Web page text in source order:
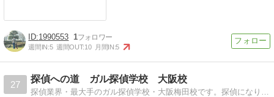
1990553 1
週間IN:5 週間OUT:10 月間IN:5
27
探偵への道 ガル探偵学校 大阪校
探偵業界・最大手のガル探偵学校・大阪梅田校です。探偵になりたい、就職・独立開業を目指すなら、就職率100％、卒業生8,000人超のガル探偵学校へ。